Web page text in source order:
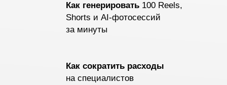
Как генерировать 100 Reels,
Shorts и AI-фотосессий
за минуты
Как сократить расходы
на специалистов